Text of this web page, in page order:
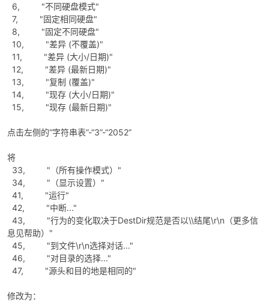
6, "不同硬盘模式"
7, "固定相同硬盘"
8, "固定不同硬盘"
10, "差异 (不覆盖)"
11, "差异 (大小/日期)"
12, "差异 (最新日期)"
13, "复制 (覆盖)"
14, "现存 (大小/日期)"
15, "现存 (最新日期)"
点击左侧的“字符串表”-“3”-“2052”
将
33, "（所有操作模式）"
34, "（显示设置）"
41, "运行"
42, "中断..."
43, "行为的变化取决于DestDir规范是否以\\结尾\r\n（更多信
息见帮助）"
45, "到文件\r\n选择对话..."
46, "对目录的选择..."
47, "源头和目的地是相同的"
修改为：